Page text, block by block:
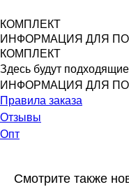
КОМПЛЕКТ
ИНФОРМАЦИЯ ДЛЯ
КОМПЛЕКТ
Здесь будут
ИНФОРМАЦИЯ ДЛЯ
Правила заказа
Отзывы
Опт
Смотрите также